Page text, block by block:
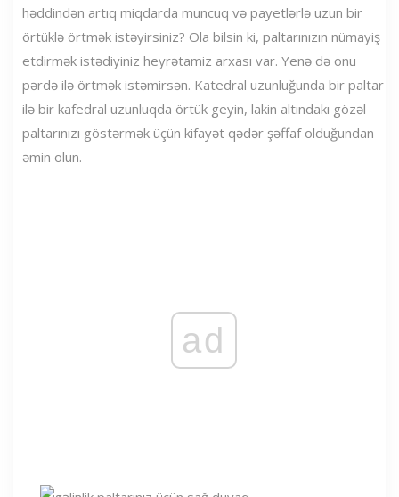
həddindən artıq miqdarda muncuq və payetlərlə uzun bir
örtüklə örtmək istəyirsiniz? Ola bilsin ki, paltarınızın nümayiş
etdirmək istədiyiniz heyrətamiz arxası var. Yenə də onu
pərdə ilə örtmək istəmirsən. Katedral uzunluğunda bir paltar
ilə bir kafedral uzunluqda örtük geyin, lakin altındakı gözəl
paltarınızı göstərmək üçün kifayət qədər şəffaf olduğundan
əmin olun.
ad